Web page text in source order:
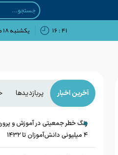
۴۱ : ۱۶ يکشنبه ۱۸ مرداد ۱۴۰۵
آخرین اخبار پربازدیدها
زنگ خطر جمعیتی در آموزش و
۴ میلیونی دانش‌آموزان تا ۱۴۳۲